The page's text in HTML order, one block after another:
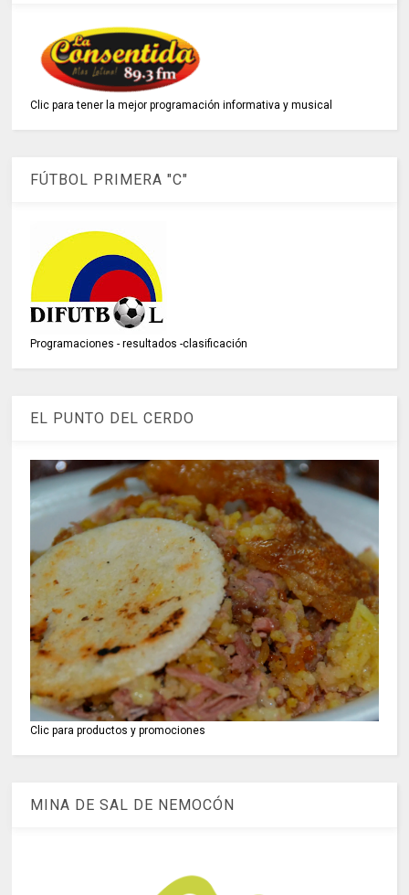
Clic para tener la mejor programación informativa y musical
FÚTBOL PRIMERA "C"
Programaciones - resultados -clasificación
EL PUNTO DEL CERDO
Clic para productos y promociones
MINA DE SAL DE NEMOCÓN